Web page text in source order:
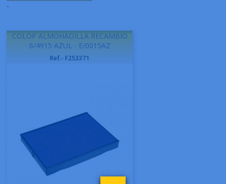
-
COLOP ALMOHADILLA RECAMBIO
6/4915 AZUL - E/0015AZ
Ref.- F253371